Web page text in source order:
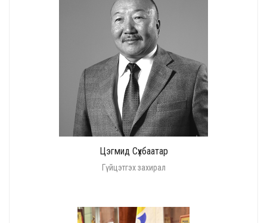
Цэгмид Сүхбаатар
Гүйцэтгэх захирал